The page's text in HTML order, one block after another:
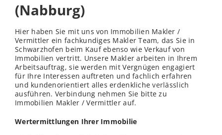
(Nabburg)
Hier haben Sie mit uns von Immobilien Makler /
Vermittler ein fachkundiges Makler Team, das Sie in
Schwarzhofen beim Kauf ebenso wie Verkauf von
Immobilien vertritt. Unsere Makler arbeiten in Ihrem
Arbeitsauftrag, sie werden mit Vergnügen engagiert
für Ihre Interessen auftreten und fachlich erfahren
und kundenorientiert alles erdenklicheverlässlich
ausführen. Verbindung nehmen Sie bitte zu
Immobilien Makler / Vermittler auf.
Wertermittlungen Ihrer Immobilie